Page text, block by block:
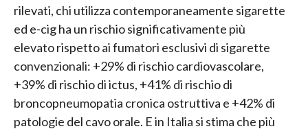
rilevati, chi utilizza contemporaneamente sigarette
ed e-cig ha un rischio significativamente più
elevato rispetto ai fumatori esclusivi di sigarette
convenzionali: +29% di rischio cardiovascolare,
+39% di rischio di ictus, +41% di rischio di
broncopneumopatia cronica ostruttiva e +42% di
patologie del cavo orale. E in Italia si stima che più